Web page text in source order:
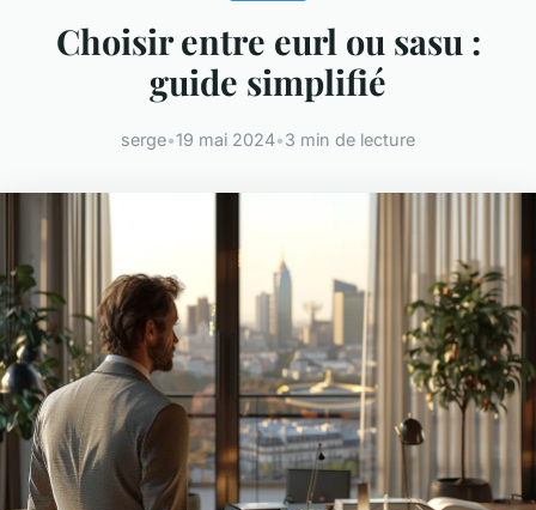
Choisir entre eurl ou sasu :
guide simplifié
serge•19 mai 2024•3 min de lecture